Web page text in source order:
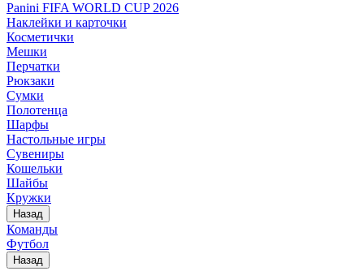
Panini FIFA WORLD CUP 2026
Наклейки и карточки
Косметички
Мешки
Перчатки
Рюкзаки
Сумки
Полотенца
Шарфы
Настольные игры
Сувениры
Кошельки
Шайбы
Кружки
Назад
Команды
Футбол
Назад